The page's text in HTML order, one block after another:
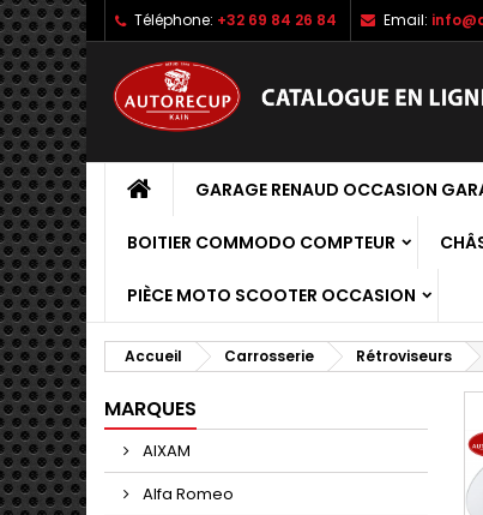
Téléphone: +32 69 84 26 84 Email:
GARAGE RENAUD OCCASION
BOITIER COMMODO COMPTEUR
PIÈCE MOTO SCOOTER OCCASION
Accueil Carrosserie Rétroviseurs
MARQUES
AIXAM
Alfa Romeo